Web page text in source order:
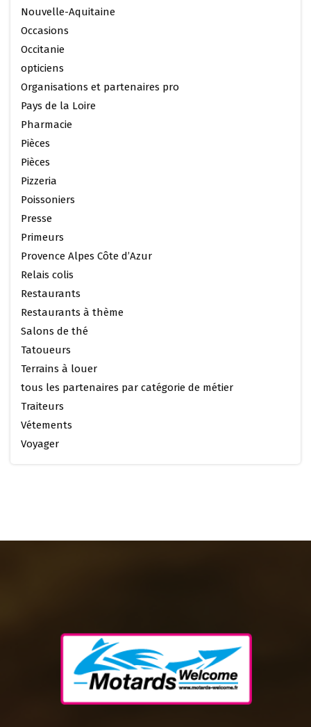
Nouvelle-Aquitaine
Occasions
Occitanie
opticiens
Organisations et partenaires pro
Pays de la Loire
Pharmacie
Pièces
Pièces
Pizzeria
Poissoniers
Presse
Primeurs
Provence Alpes Côte d’Azur
Relais colis
Restaurants
Restaurants à thème
Salons de thé
Tatoueurs
Terrains à louer
tous les partenaires par catégorie de métier
Traiteurs
Vétements
Voyager